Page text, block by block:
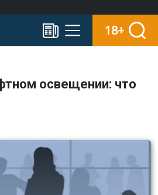
18+
освещении: что